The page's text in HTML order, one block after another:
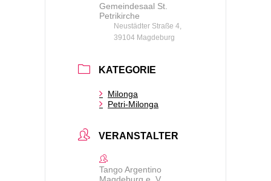
Gemeindesaal St.
Petrikirche
Neustädter Straße 4,
39104 Magdeburg
KATEGORIE
Milonga
Petri-Milonga
VERANSTALTER
Tango Argentino
Magdeburg e. V.